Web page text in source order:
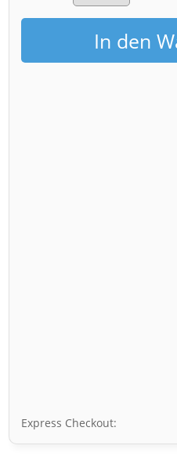
Zwingerhof
am
Abend
MengeIn den
Express Checkout: